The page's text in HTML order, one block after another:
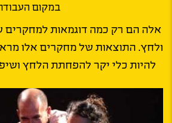
במקום
אלה הם רק כמה דוגמאות למחקרים
ולחץ. התוצאות של מחקרים אלו
להיות כלי יקר להפחתת הלחץ